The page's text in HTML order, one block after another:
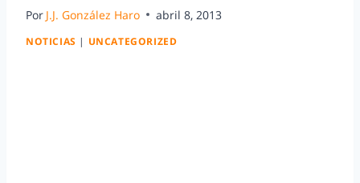
Por J.J. González Haro abril 8, 2013
NOTICIAS | UNCATEGORIZED